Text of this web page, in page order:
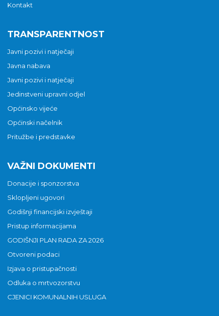
Kontakt
TRANSPARENTNOST
Javni pozivi i natječaji
Javna nabava
Javni pozivi i natječaji
Jedinstveni upravni odjel
Općinsko vijeće
Općinski načelnik
Pritužbe i predstavke
VAŽNI DOKUMENTI
Donacije i sponzorstva
Sklopljeni ugovori
Godišnji financijski izvještaji
Pristup informacijama
GODIŠNJI PLAN RADA ZA 2026
Otvoreni podaci
Izjava o pristupačnosti
Odluka o mrtvozorstvu
CJENICI KOMUNALNIH USLUGA